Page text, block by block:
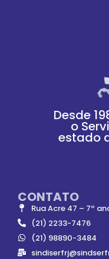
Desde
o
estado
CONTATO
Rua Acre 47 – 7º
(21) 2233-7476
(21) 98890-3484